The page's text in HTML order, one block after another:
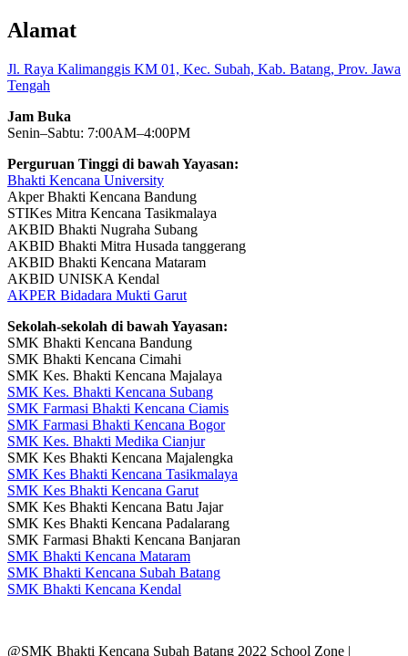
Alamat
Jl. Raya Kalimanggis KM 01, Kec. Subah, Kab. Batang, Prov. Jawa
Tengah
Jam Buka
Senin–Sabtu: 7:00AM–4:00PM
Perguruan Tinggi di bawah Yayasan:
Bhakti Kencana University
Akper Bhakti Kencana Bandung
STIKes Mitra Kencana Tasikmalaya
AKBID Bhakti Nugraha Subang
AKBID Bhakti Mitra Husada tanggerang
AKBID Bhakti Kencana Mataram
AKBID UNISKA Kendal
AKPER Bidadara Mukti Garut
Sekolah-sekolah di bawah Yayasan:
SMK Bhakti Kencana Bandung
SMK Bhakti Kencana Cimahi
SMK Kes. Bhakti Kencana Majalaya
SMK Kes. Bhakti Kencana Subang
SMK Farmasi Bhakti Kencana Ciamis
SMK Farmasi Bhakti Kencana Bogor
SMK Kes. Bhakti Medika Cianjur
SMK Kes Bhakti Kencana Majalengka
SMK Kes Bhakti Kencana Tasikmalaya
SMK Kes Bhakti Kencana Garut
SMK Kes Bhakti Kencana Batu Jajar
SMK Kes Bhakti Kencana Padalarang
SMK Farmasi Bhakti Kencana Banjaran
SMK Bhakti Kencana Mataram
SMK Bhakti Kencana Subah Batang
SMK Bhakti Kencana Kendal
@SMK Bhakti Kencana Subah Batang 2022 School Zone |